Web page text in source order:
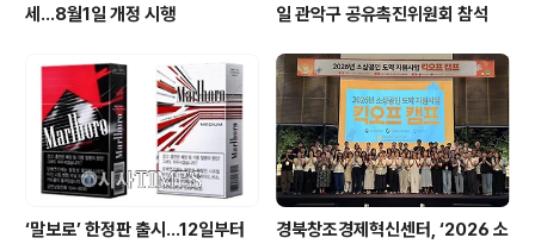
세…8월1일 개정 시행
일 관악구 공유촉진위원회 참석
‘말보로’ 한정판 출시…12일부터
경북창조경제혁신센터, ‘2026 소